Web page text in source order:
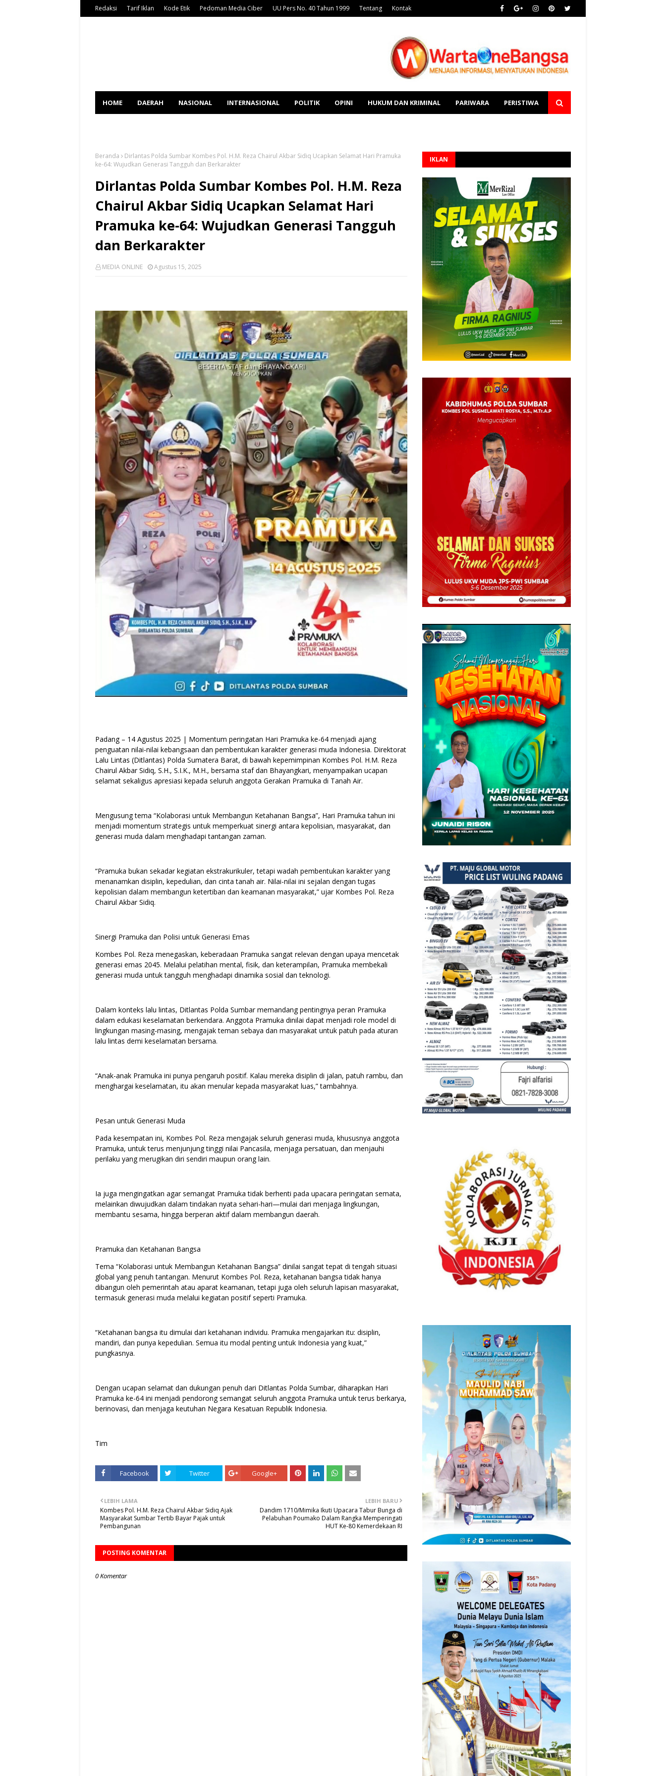
Redaksi Tarif Iklan Kode Etik Pedoman Media Ciber UU Pers No. 40 Tahun 1999 Tentang Kontak
HOME DAERAH NASIONAL INTERNASIONAL POLITIK OPINI HUKUM DAN KRIMINAL PARIWARA PERISTIWA
Beranda
Dirlantas Polda Sumbar Kombes Pol. H.M. Reza Chairul Akbar Sidiq Ucapkan Selamat Hari Pramuka
ke-64: Wujudkan Generasi Tangguh dan Berkarakter
Dirlantas Polda Sumbar Kombes Pol. H.M. Reza
Chairul Akbar Sidiq Ucapkan Selamat Hari
Pramuka ke-64: Wujudkan Generasi Tangguh
dan Berkarakter
MEDIA ONLINE Agustus 15, 2025
Padang – 14 Agustus 2025 | Momentum peringatan Hari Pramuka ke-64 menjadi ajang
penguatan nilai-nilai kebangsaan dan pembentukan karakter generasi muda Indonesia. Direktorat
Lalu Lintas (Ditlantas) Polda Sumatera Barat, di bawah kepemimpinan Kombes Pol. H.M. Reza
Chairul Akbar Sidiq, S.H., S.I.K., M.H., bersama staf dan Bhayangkari, menyampaikan ucapan
selamat sekaligus apresiasi kepada seluruh anggota Gerakan Pramuka di Tanah Air.
Mengusung tema “Kolaborasi untuk Membangun Ketahanan Bangsa”, Hari Pramuka tahun ini
menjadi momentum strategis untuk memperkuat sinergi antara kepolisian, masyarakat, dan
generasi muda dalam menghadapi tantangan zaman.
“Pramuka bukan sekadar kegiatan ekstrakurikuler, tetapi wadah pembentukan karakter yang
menanamkan disiplin, kepedulian, dan cinta tanah air. Nilai-nilai ini sejalan dengan tugas
kepolisian dalam membangun ketertiban dan keamanan masyarakat,” ujar Kombes Pol. Reza
Chairul Akbar Sidiq.
Sinergi Pramuka dan Polisi untuk Generasi Emas
Kombes Pol. Reza menegaskan, keberadaan Pramuka sangat relevan dengan upaya mencetak
generasi emas 2045. Melalui pelatihan mental, fisik, dan keterampilan, Pramuka membekali
generasi muda untuk tangguh menghadapi dinamika sosial dan teknologi.
Dalam konteks lalu lintas, Ditlantas Polda Sumbar memandang pentingnya peran Pramuka
dalam edukasi keselamatan berkendara. Anggota Pramuka dinilai dapat menjadi role model di
lingkungan masing-masing, mengajak teman sebaya dan masyarakat untuk patuh pada aturan
lalu lintas demi keselamatan bersama.
“Anak-anak Pramuka ini punya pengaruh positif. Kalau mereka disiplin di jalan, patuh rambu, dan
menghargai keselamatan, itu akan menular kepada masyarakat luas,” tambahnya.
Pesan untuk Generasi Muda
Pada kesempatan ini, Kombes Pol. Reza mengajak seluruh generasi muda, khususnya anggota
Pramuka, untuk terus menjunjung tinggi nilai Pancasila, menjaga persatuan, dan menjauhi
perilaku yang merugikan diri sendiri maupun orang lain.
Ia juga mengingatkan agar semangat Pramuka tidak berhenti pada upacara peringatan semata,
melainkan diwujudkan dalam tindakan nyata sehari-hari—mulai dari menjaga lingkungan,
membantu sesama, hingga berperan aktif dalam membangun daerah.
Pramuka dan Ketahanan Bangsa
Tema “Kolaborasi untuk Membangun Ketahanan Bangsa” dinilai sangat tepat di tengah situasi
global yang penuh tantangan. Menurut Kombes Pol. Reza, ketahanan bangsa tidak hanya
dibangun oleh pemerintah atau aparat keamanan, tetapi juga oleh seluruh lapisan masyarakat,
termasuk generasi muda melalui kegiatan positif seperti Pramuka.
“Ketahanan bangsa itu dimulai dari ketahanan individu. Pramuka mengajarkan itu: disiplin,
mandiri, dan punya kepedulian. Semua itu modal penting untuk Indonesia yang kuat,”
pungkasnya.
Dengan ucapan selamat dan dukungan penuh dari Ditlantas Polda Sumbar, diharapkan Hari
Pramuka ke-64 ini menjadi pendorong semangat seluruh anggota Pramuka untuk terus berkarya,
berinovasi, dan menjaga keutuhan Negara Kesatuan Republik Indonesia.
Tim
Facebook Twitter Google+
LEBIH BARU
Dandim 1710/Mimika Ikuti Upacara Tabur Bunga di
Pelabuhan Poumako Dalam Rangka Memperingati
HUT Ke-80 Kemerdekaan RI
LEBIH LAMA
Kombes Pol. H.M. Reza Chairul Akbar Sidiq Ajak
Masyarakat Sumbar Tertib Bayar Pajak untuk
Pembangunan
POSTING KOMENTAR
0 Komentar
IKLAN